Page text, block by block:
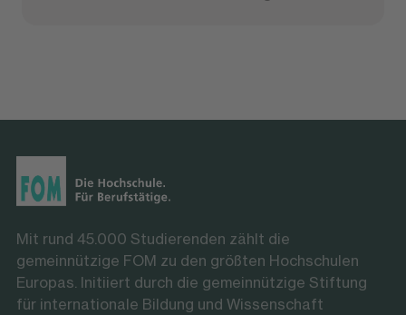
Mit rund 45.000 Studierenden zählt die
gemeinnützige FOM zu den größten Hochschulen
Europas. Initiiert durch die gemeinnützige Stiftung
für internationale Bildung und Wissenschaft